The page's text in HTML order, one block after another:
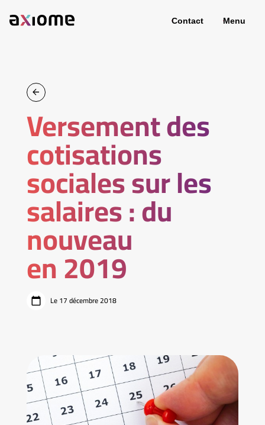
Contact Menu
Versement des
cotisations
sociales sur les
salaires : du
nouveau
en 2019
Le 17 décembre 2018